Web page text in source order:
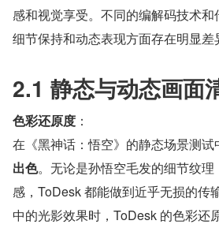
感和视觉享受。不同的编解码技术和
细节保持和动态表现方面存在明显差
2.1 静态与动态画面
色彩还原度 ：
在《黑神话：悟空》的静态场景测试
出色。无论是孙悟空毛发的细节纹
感，ToDesk 都能做到近乎无损的传
中的光影效果时，ToDesk 的色彩还